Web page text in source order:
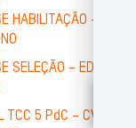
HABILITAÇÃO –
SELEÇÃO – EDITAL
TCC 5 PdC – CV.